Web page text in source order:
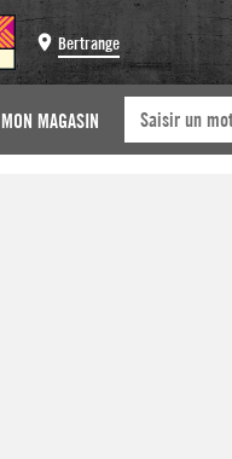
Bertrange
MON MAGASIN